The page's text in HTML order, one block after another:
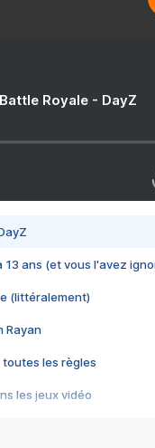
Royale - DayZ
13 ans (et vous l'avez
(littéralement)
Rayan
toutes les règles
les jeux vidéo